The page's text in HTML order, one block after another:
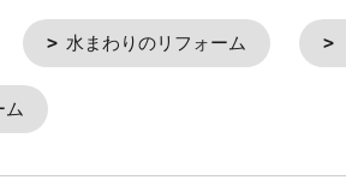
水まわりのリフォーム
ム